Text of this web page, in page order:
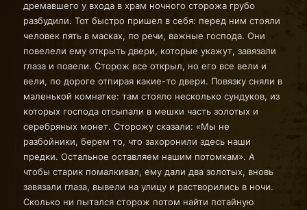
дремавшего у входа в храм ночного сторожа грубо
разбудили. Тот быстро пришел в себя: перед ним стояли
человек пять в масках, по речи, важные господа. Они
повелели ему открыть двери, которые укажут, завязали
глаза и повели. Сторож все открыл, но его все вели и
вели, по дороге отпирая какие-то двери. Повязку сняли в
маленькой комнатке: там стояло несколько сундуков, из
которых господа отсыпали в мешки часть золотых и
серебряных монет. Сторожу сказали: «Мы не
разбойники, берем то, что захоронили здесь наши
предки. Остальное оставляем нашим потомкам». А
чтобы старик помалкивал, ему дали два золотых, вновь
завязали глаза, вывели на улицу и растворились в ночи.
Сколько ни пытался сторож потом найти потайную